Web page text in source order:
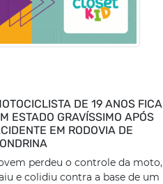
DE 19 ANOS FICA
ESTADO GRAVÍSSIMO APÓS
EM RODOVIA DE
perdeu o controle da moto,
e colidiu contra a base de um